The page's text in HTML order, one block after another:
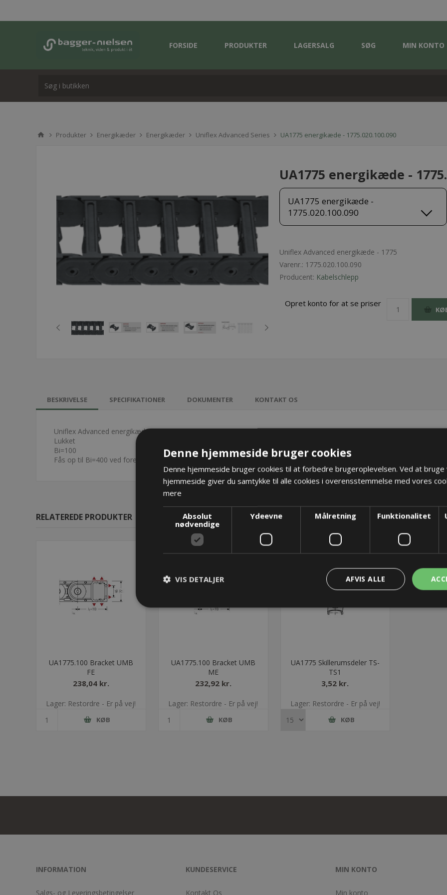
FORSIDE PRODUKTER LAGERSALG SØG MIN KONTO
Produkter Energikæder Energikæder Uniflex Advanced Series UA1775 energikæde - 1775.020.100.090
UA1775 energikæde -
UA1775 energikæde -
1775.020.100.090
Uniflex Advanced energikæde - 1775
Varenr.: 1775.020.100.090
Producent: Kabelschlepp
Opret konto for at se priser
BESKRIVELSE SPECIFIKATIONER DOKUMENTER KONTAKT OS
Uniflex Advanced energikæde - 1775
Lukket
Bi=100
Fås op til Bi=400 ved forespørgsel
RELATEREDE PRODUKTER
UA1775.100 Bracket UMB
FE
238,04 kr.
Lager: Restordre - Er på vej!
KØB
UA1775.100 Bracket UMB
ME
232,92 kr.
Lager: Restordre - Er på vej!
KØB
UA1775 Skillerumsdeler TS-
TS1
3,52 kr.
Lager: Restordre - Er på vej!
KØB
INFORMATION
Salgs- og Leveringsbetingelser
KUNDESERVICE
Kontakt Os
MIN KONTO
Min konto
Denne hjemmeside bruger cookies
Denne hjemmeside bruger cookies til at forbedre brugeroplevelsen. Ved at
hjemmeside giver du samtykke til alle cookies i overensstemmelse med vores
mere
Absolut
nødvendige
Ydeevne Målretning Funktionalitet
AFVIS ALLE
VIS DETALJER